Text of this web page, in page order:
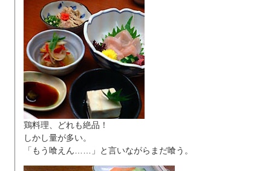
鶏料理、どれも絶品！
しかし量が多い。
「もう喰えん……」と言いながらまだ喰う。